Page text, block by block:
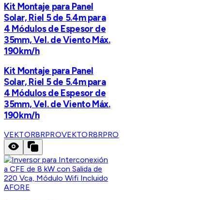
Kit Montaje para Panel
Solar, Riel 5 de 5.4m para
4 Módulos de Espesor de
35mm, Vel. de Viento Máx.
190km/h
Kit Montaje para Panel
Solar, Riel 5 de 5.4m para
4 Módulos de Espesor de
35mm, Vel. de Viento Máx.
190km/h
VEKTOR8RPROVEKTOR8RPRO
AFORE